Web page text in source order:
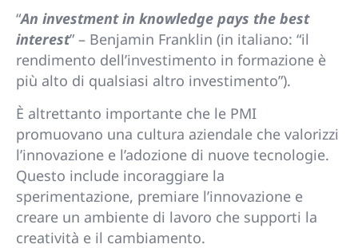
“An investment in knowledge pays the best
interest” – Benjamin Franklin (in italiano: “il
rendimento dell’investimento in formazione è
più alto di qualsiasi altro investimento”).
È altrettanto importante che le PMI
promuovano una cultura aziendale che valorizzi
l’innovazione e l’adozione di nuove tecnologie.
Questo include incoraggiare la
sperimentazione, premiare l’innovazione e
creare un ambiente di lavoro che supporti la
creatività e il cambiamento.